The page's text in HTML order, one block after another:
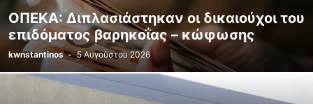
ΟΠΕΚΑ: Διπλασιάστηκαν οι δικαιούχοι του
επιδόματος βαρηκοΐας – κώφωσης
kwnstantinos - 5 Αυγούστου 2026